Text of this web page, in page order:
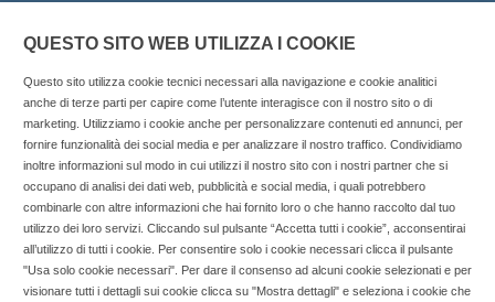
Copyright © 2025 SOCIALFARMA - La piattaforma web per i
professionisti della farmacia. Tutti i diritti riservati.
Socialfarma.it è un marchio di Sanità S.r.l. Largo San
Francesco, 19 - 73041 Carmiano (LE) - Tel: 0832.093720 Cell:
QUESTO SITO WEB UTILIZZA I COOKIE
Questo sito utilizza cookie tecnici necessari alla navigazione e cookie analitici
anche di terze parti per capire come l’utente interagisce con il nostro sito o di
marketing. Utilizziamo i cookie anche per personalizzare contenuti ed annunci, per
fornire funzionalità dei social media e per analizzare il nostro traffico. Condividiamo
inoltre informazioni sul modo in cui utilizzi il nostro sito con i nostri partner che si
occupano di analisi dei dati web, pubblicità e social media, i quali potrebbero
combinarle con altre informazioni che hai fornito loro o che hanno raccolto dal tuo
utilizzo dei loro servizi. Cliccando sul pulsante “Accetta tutti i cookie”, acconsentirai
all’utilizzo di tutti i cookie. Per consentire solo i cookie necessari clicca il pulsante
"Usa solo cookie necessari". Per dare il consenso ad alcuni cookie selezionati e per
visionare tutti i dettagli sui cookie clicca su "Mostra dettagli" e seleziona i cookie che